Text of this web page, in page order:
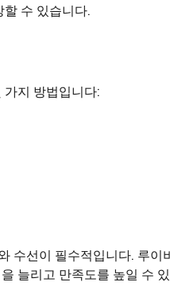
수 있습니다.
지 방법입니다:
수선이 필수적입니다. 루이
늘리고 만족도를 높일 수